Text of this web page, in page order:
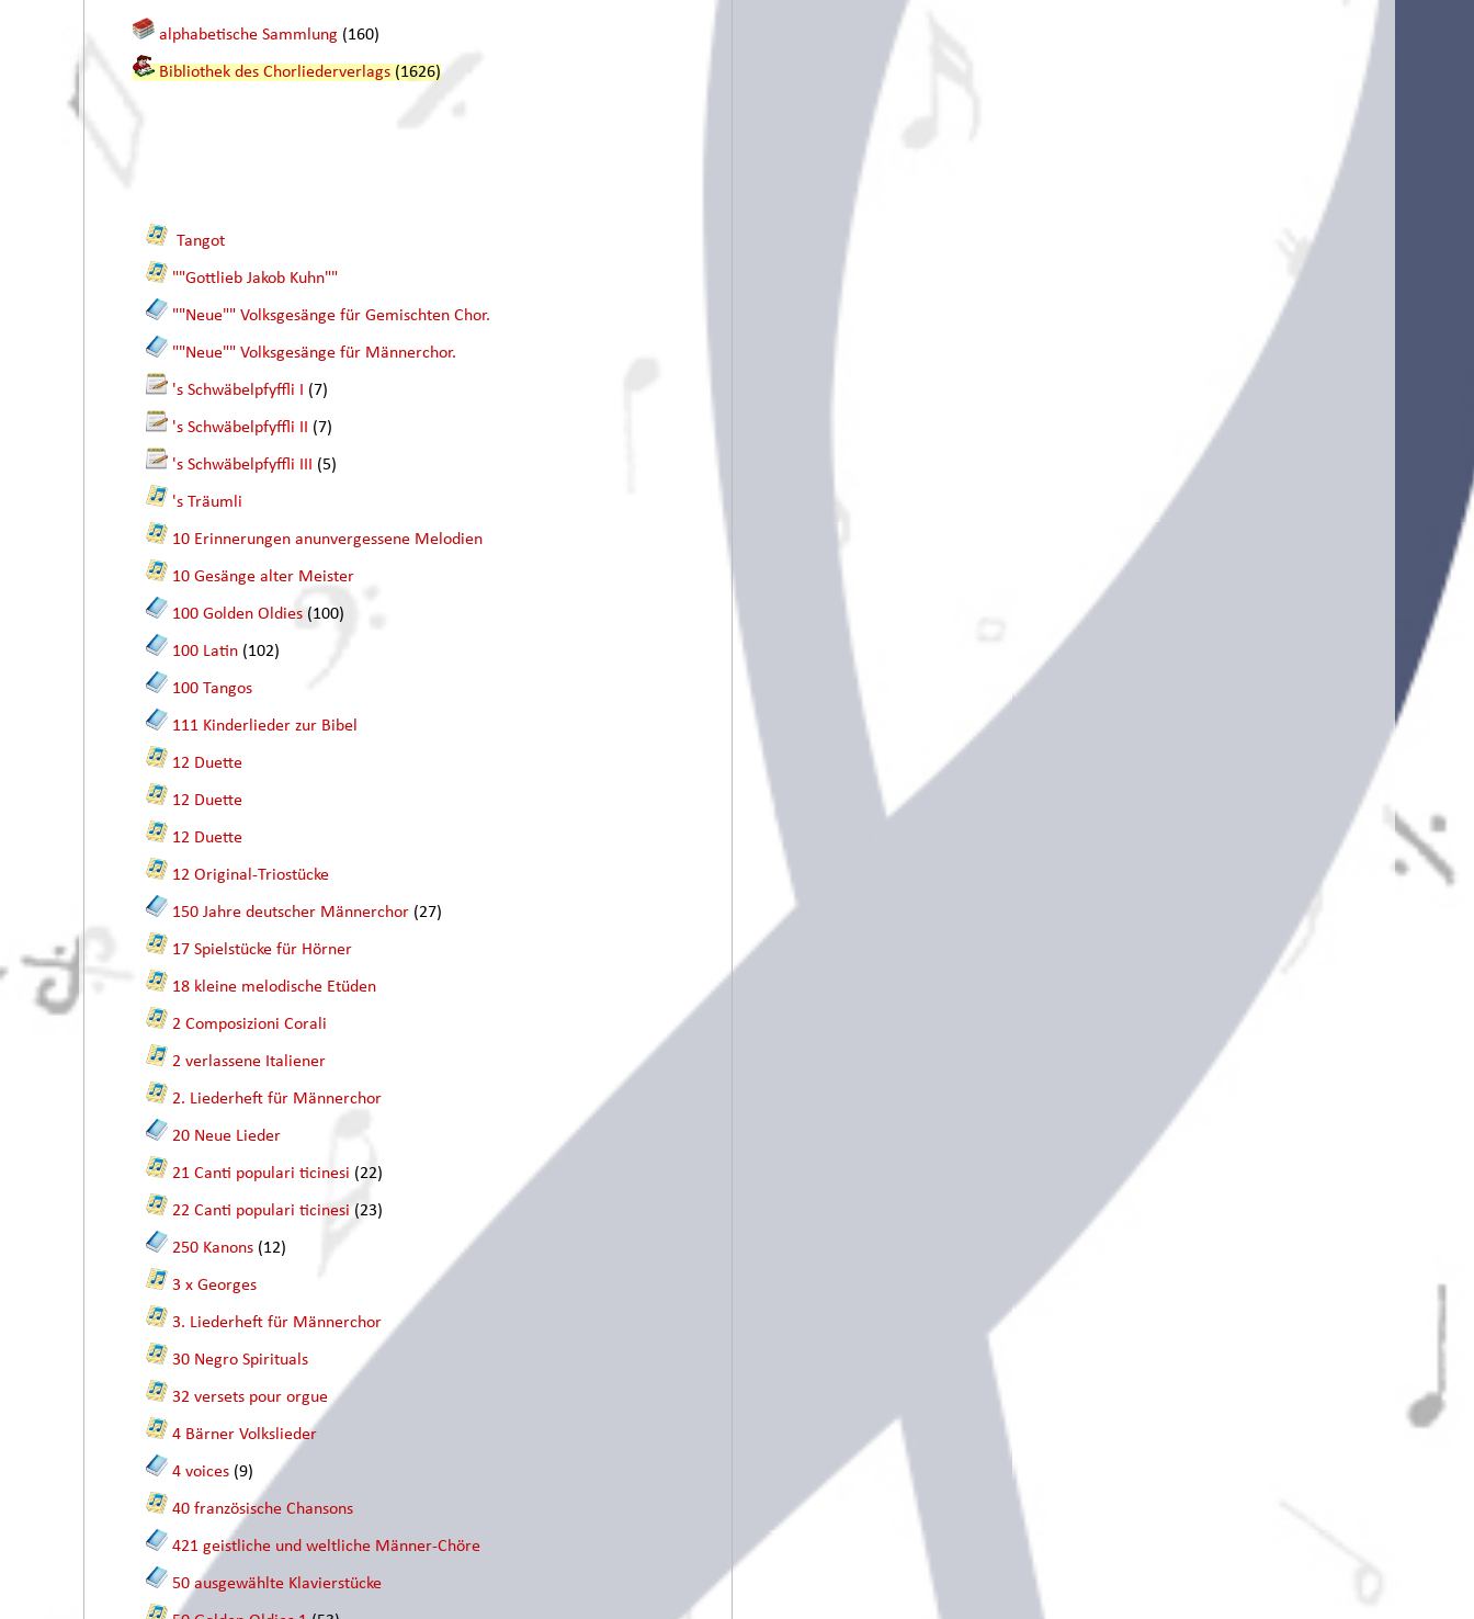
alphabetische Sammlung (160)
Bibliothek des Chorliederverlags (1626)
Tangot
""Gottlieb Jakob Kuhn""
""Neue"" Volksgesänge für Gemischten Chor.
""Neue"" Volksgesänge für Männerchor.
's Schwäbelpfyffli I (7)
's Schwäbelpfyffli II (7)
's Schwäbelpfyffli III (5)
's Träumli
10 Erinnerungen anunvergessene Melodien
10 Gesänge alter Meister
100 Golden Oldies (100)
100 Latin (102)
100 Tangos
111 Kinderlieder zur Bibel
12 Duette
12 Duette
12 Duette
12 Original-Triostücke
150 Jahre deutscher Männerchor (27)
17 Spielstücke für Hörner
18 kleine melodische Etüden
2 Composizioni Corali
2 verlassene Italiener
2. Liederheft für Männerchor
20 Neue Lieder
21 Canti populari ticinesi (22)
22 Canti populari ticinesi (23)
250 Kanons (12)
3 x Georges
3. Liederheft für Männerchor
30 Negro Spirituals
32 versets pour orgue
4 Bärner Volkslieder
4 voices (9)
40 französische Chansons
421 geistliche und weltliche Männer-Chöre
50 ausgewählte Klavierstücke